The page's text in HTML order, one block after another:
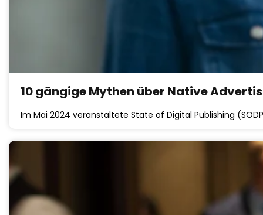
10 gängige Mythen über Native
Im Mai 2024 veranstaltete State of Digital Publishing